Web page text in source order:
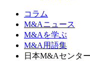
コラム
M&Aニュース
M&Aを学ぶ
M&A用語集
日本M&Aセンター